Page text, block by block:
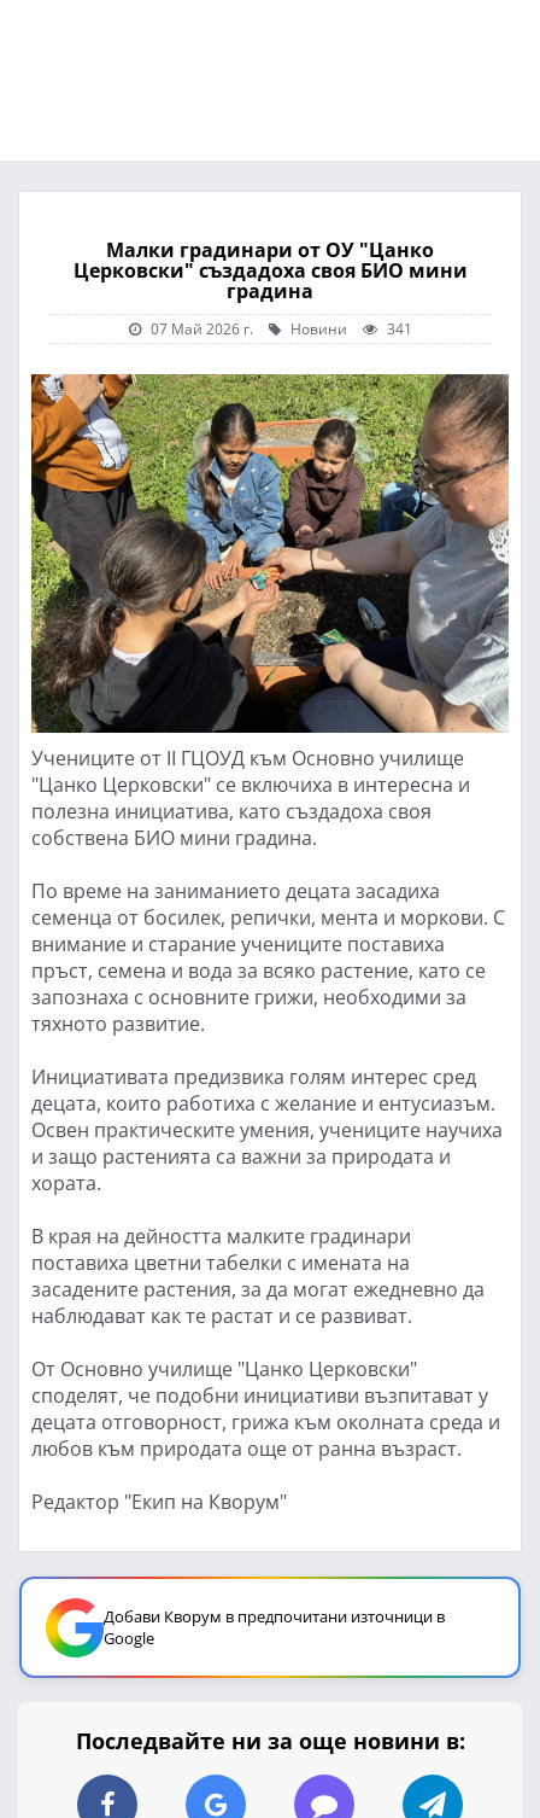
Малки градинари от ОУ "Цанко
Церковски" създадоха своя БИО мини
градина
07 Май 2026 г. Новини 341
Учениците от II ГЦОУД към Основно училище
"Цанко Церковски" се включиха в интересна и
полезна инициатива, като създадоха своя
собствена БИО мини градина.
По време на заниманието децата засадиха
семенца от босилек, репички, мента и моркови. С
внимание и старание учениците поставиха
пръст, семена и вода за всяко растение, като се
запознаха с основните грижи, необходими за
тяхното развитие.
Инициативата предизвика голям интерес сред
децата, които работиха с желание и ентусиазъм.
Освен практическите умения, учениците научиха
и защо растенията са важни за природата и
хората.
В края на дейността малките градинари
поставиха цветни табелки с имената на
засадените растения, за да могат ежедневно да
наблюдават как те растат и се развиват.
От Основно училище "Цанко Церковски"
споделят, че подобни инициативи възпитават у
децата отговорност, грижа към околната среда и
любов към природата още от ранна възраст.
Редактор "Екип на Кворум"
Добави Кворум в предпочитани източници в
Google
Последвайте ни за още новини в: